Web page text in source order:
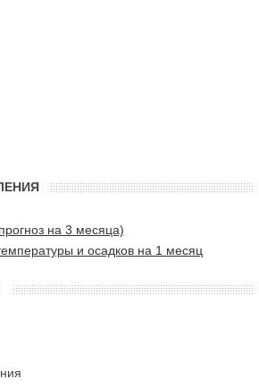
на 3 месяца)
и осадков на 1 месяц